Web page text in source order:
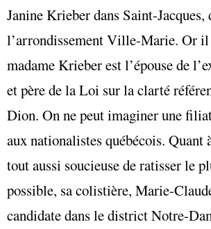
Janine Krieber dans Saint-Jacques,
l’arrondissement Ville-Marie. Or il
madame Krieber est l’épouse de
et père de la Loi sur la clarté
Dion. On ne peut imaginer une
aux nationalistes québécois. Quant
tout aussi soucieuse de ratisser le
possible, sa colistière, Marie-
candidate dans le district Notre-